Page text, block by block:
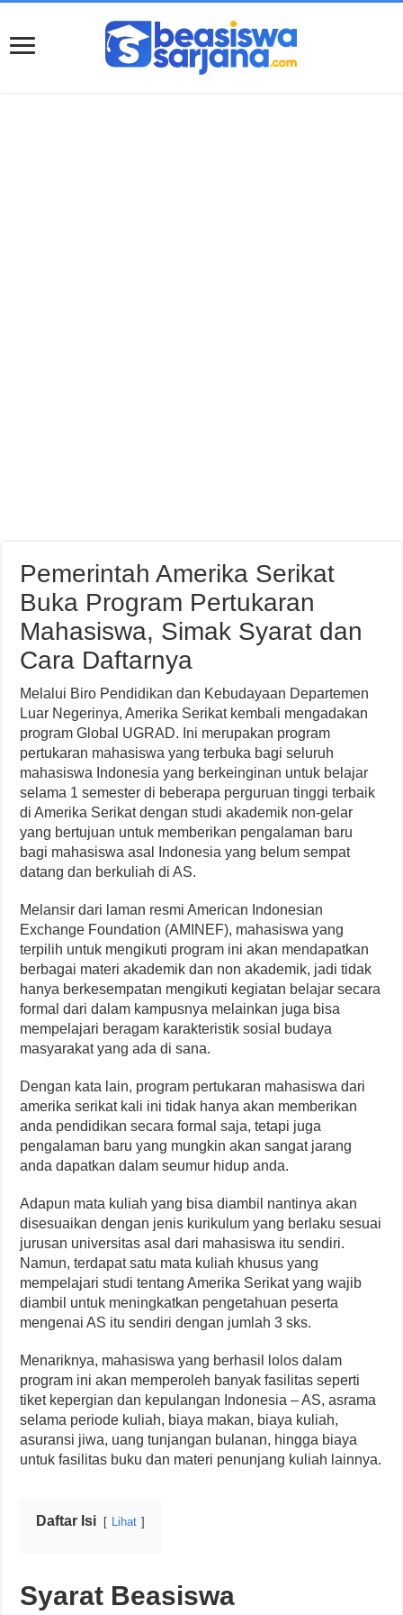
Pemerintah Amerika Serikat
Buka Program Pertukaran
Mahasiswa, Simak Syarat dan
Cara Daftarnya
Melalui Biro Pendidikan dan Kebudayaan Departemen
Luar Negerinya, Amerika Serikat kembali mengadakan
program Global UGRAD. Ini merupakan program
pertukaran mahasiswa yang terbuka bagi seluruh
mahasiswa Indonesia yang berkeinginan untuk belajar
selama 1 semester di beberapa perguruan tinggi terbaik
di Amerika Serikat dengan studi akademik non-gelar
yang bertujuan untuk memberikan pengalaman baru
bagi mahasiswa asal Indonesia yang belum sempat
datang dan berkuliah di AS.
Melansir dari laman resmi American Indonesian
Exchange Foundation (AMINEF), mahasiswa yang
terpilih untuk mengikuti program ini akan mendapatkan
berbagai materi akademik dan non akademik, jadi tidak
hanya berkesempatan mengikuti kegiatan belajar secara
formal dari dalam kampusnya melainkan juga bisa
mempelajari beragam karakteristik sosial budaya
masyarakat yang ada di sana.
Dengan kata lain, program pertukaran mahasiswa dari
amerika serikat kali ini tidak hanya akan memberikan
anda pendidikan secara formal saja, tetapi juga
pengalaman baru yang mungkin akan sangat jarang
anda dapatkan dalam seumur hidup anda.
Adapun mata kuliah yang bisa diambil nantinya akan
disesuaikan dengan jenis kurikulum yang berlaku sesuai
jurusan universitas asal dari mahasiswa itu sendiri.
Namun, terdapat satu mata kuliah khusus yang
mempelajari studi tentang Amerika Serikat yang wajib
diambil untuk meningkatkan pengetahuan peserta
mengenai AS itu sendiri dengan jumlah 3 sks.
Menariknya, mahasiswa yang berhasil lolos dalam
program ini akan memperoleh banyak fasilitas seperti
tiket kepergian dan kepulangan Indonesia – AS, asrama
selama periode kuliah, biaya makan, biaya kuliah,
asuransi jiwa, uang tunjangan bulanan, hingga biaya
untuk fasilitas buku dan materi penunjang kuliah lainnya.
Daftar Isi Lihat
Syarat Beasiswa